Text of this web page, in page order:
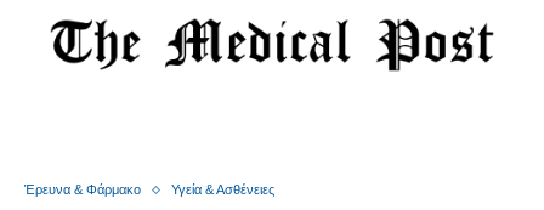
Έρευνα & Φάρμακο Υγεία & Ασθένειες